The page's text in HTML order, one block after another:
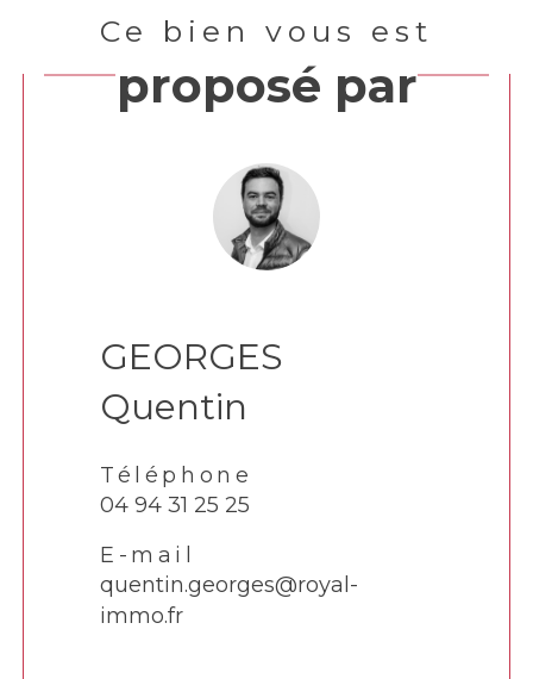
Ce bien vous est
proposé par
GEORGES
Quentin
Téléphone
04 94 31 25 25
E-mail
quentin.georges@royal-
immo.fr